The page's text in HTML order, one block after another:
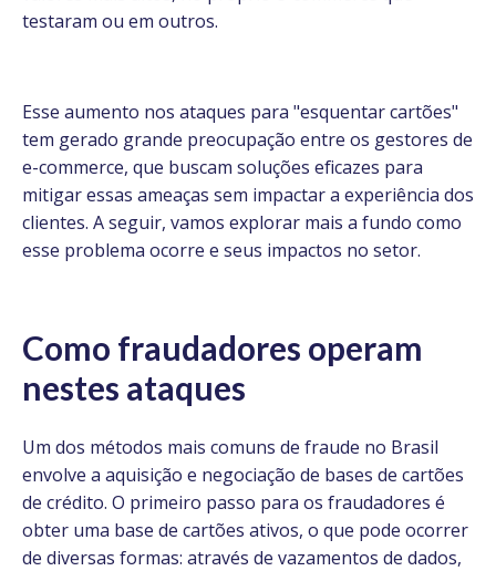
testaram ou em outros.
Esse aumento nos ataques para "esquentar cartões"
tem gerado grande preocupação entre os gestores de
e-commerce, que buscam soluções eficazes para
mitigar essas ameaças sem impactar a experiência dos
clientes. A seguir, vamos explorar mais a fundo como
esse problema ocorre e seus impactos no setor.
Como fraudadores operam
nestes ataques
Um dos métodos mais comuns de fraude no Brasil
envolve a aquisição e negociação de bases de cartões
de crédito. O primeiro passo para os fraudadores é
obter uma base de cartões ativos, o que pode ocorrer
de diversas formas: através de vazamentos de dados,